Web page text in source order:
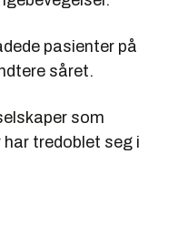
pasienter på
såret.
som
tredoblet seg i